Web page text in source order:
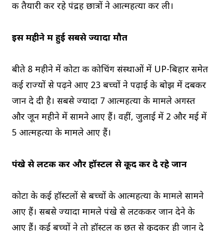
की तैयारी कर रहे पंद्रह छात्रों ने आत्महत्या कर ली।
इस महीने में हुई सबसे ज्यादा मौत
बीते 8 महीने में कोटा की कोचिंग संस्थाओं में UP-बिहार समेत
कई राज्यों से पढ़ने आए 23 बच्चों ने पढ़ाई के बोझ में दबकर
जान दे दी है। सबसे ज्यादा 7 आत्महत्या के मामले अगस्त
और जून महीने में सामने आए हैं। वहीं, जुलाई में 2 और मई में
5 आत्महत्या के मामले आए हैं।
पंखे से लटक कर और हॉस्टल से कूद कर दे रहे जान
कोटा के कई हॉस्टलों से बच्चों के आत्महत्या के मामले सामने
आए हैं। सबसे ज्यादा मामले पंखे से लटककर जान देने के
आए हैं। कई बच्चों ने तो हॉस्टल की छत से कूदकर ही जान दे